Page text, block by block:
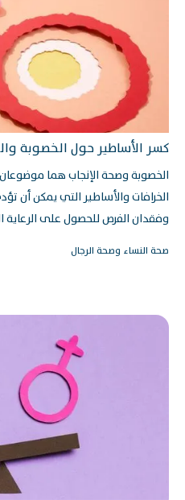
كسر الأساطير حول الخصوبة
الخصوبة وصحة الإنجاب هما موضوعان
الخرافات والأساطير التي يمكن أن
وفقدان الفرص للحصول على الرعاية
صحة النساء وصحة الرجال